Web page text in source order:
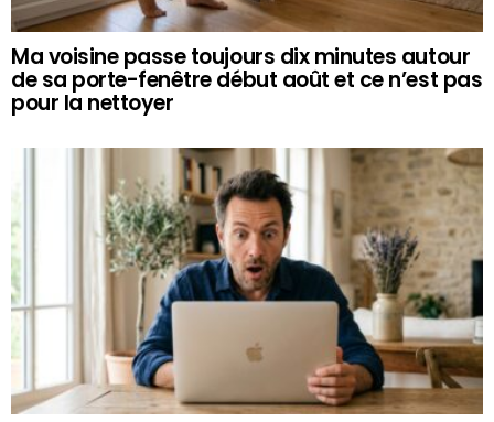
Ma voisine passe toujours dix minutes autour
de sa porte-fenêtre début août et ce n’est pas
pour la nettoyer